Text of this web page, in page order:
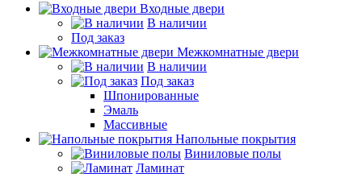
Входные двери
В наличии
Под заказ
Межкомнатные двери
В наличии
Под заказ
Шпонированные
Эмаль
Массивные
Напольные покрытия
Виниловые полы
Ламинат